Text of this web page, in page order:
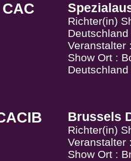
CAC
Richter(in)
Deutschland
Veranstalter
Show Ort :
Deutschland
Brussels
Richter(in)
Veranstalter
Show Ort :